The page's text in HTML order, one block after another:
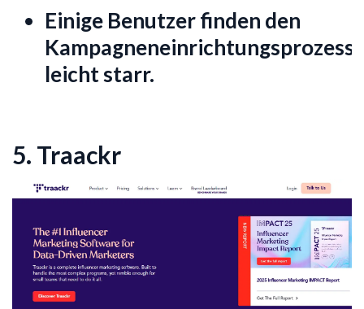
Einige Benutzer finden den
Kampagneneinrichtungsprozess
leicht starr.
5. Traackr